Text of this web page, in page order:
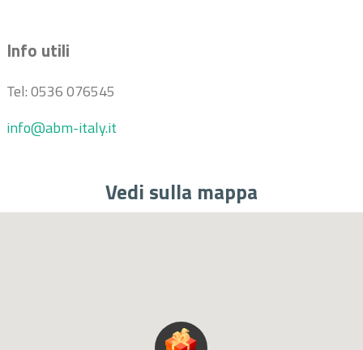
Info utili
Tel: 0536 076545
info@abm-italy.it
Vedi sulla mappa